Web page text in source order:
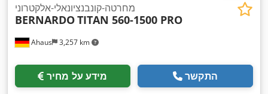
Ahaus 3,257 km
מחרטה-קונבנציונאלי-אלקטרוני
BERNARDOTITAN 560-1500 PRO
מידע על מחיר התקשר